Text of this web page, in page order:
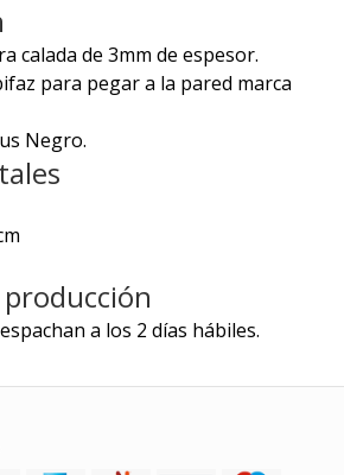
calada de 3mm de espesor.
para pegar a la pared marca
Negro.
a los 2 días hábiles.